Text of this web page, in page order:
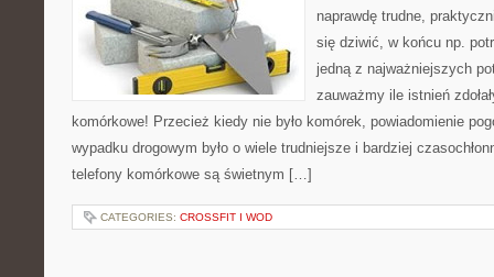
naprawdę trudne,
się dziwić, w końcu np.
jedną z najważniejszych
zauważmy ile istnień
komórkowe! Przecież kiedy nie było komórek, powiadomienie
wypadku drogowym było o wiele trudniejsze i bardziej
telefony komórkowe są świetnym […]
CATEGORIES: CROSSFIT I WOD